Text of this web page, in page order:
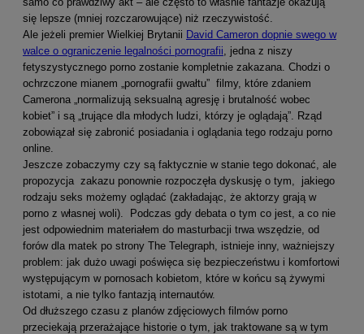
się lepsze (mniej rozczarowujące) niż rzeczywistość.
Ale jeżeli premier Wielkiej Brytanii David Cameron dopnie swego w
walce o ograniczenie legalności pornografii , jedna z niszy
fetyszystycznego porno zostanie kompletnie zakazana. Chodzi o
ochrzczone mianem „pornografii gwałtu” filmy, które zdaniem
Camerona „normalizują seksualną agresję i brutalność wobec
kobiet” i są „trujące dla młodych ludzi, którzy je oglądają”. Rząd
zobowiązał się zabronić posiadania i oglądania tego rodzaju porno
online.
Jeszcze zobaczymy czy są faktycznie w stanie tego dokonać, ale
propozycja zakazu ponownie rozpoczęła dyskusję o tym, jakiego
rodzaju seks możemy oglądać (zakładając, że aktorzy grają w
porno z własnej woli). Podczas gdy debata o tym co jest, a co nie
jest odpowiednim materiałem do masturbacji trwa wszędzie, od
forów dla matek po strony The Telegraph, istnieje inny, ważniejszy
problem: jak dużo uwagi poświęca się bezpieczeństwu i komfortowi
występującym w pornosach kobietom, które w końcu są żywymi
istotami, a nie tylko fantazją internautów.
Od dłuższego czasu z planów zdjęciowych filmów porno
przeciekają przerażające historie o tym, jak traktowane są w tym